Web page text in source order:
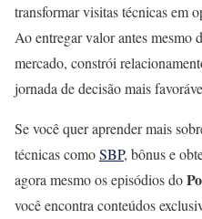
transformar visitas técnicas em
Ao entregar valor antes mesmo
mercado, constrói
jornada de decisão mais
Se você quer aprender mais
técnicas comoSBP, bônus e
agora mesmo os episódios do
você encontra conteúdos